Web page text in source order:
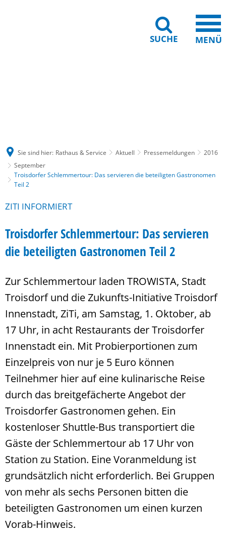
SUCHE MENÜ
Sie sind hier: Rathaus & Service Aktuell Pressemeldungen
2016
September
Troisdorfer Schlemmertour: Das servieren die beteiligten Gastronomen
Teil 2
ZITI INFORMIERT
Troisdorfer Schlemmertour: Das servieren
die beteiligten Gastronomen Teil 2
Zur Schlemmertour laden TROWISTA, Stadt
Troisdorf und die Zukunfts-Initiative Troisdorf
Innenstadt, ZiTi, am Samstag, 1. Oktober, ab
17 Uhr, in acht Restaurants der Troisdorfer
Innenstadt ein. Mit Probierportionen zum
Einzelpreis von nur je 5 Euro können
Teilnehmer hier auf eine kulinarische Reise
durch das breitgefächerte Angebot der
Troisdorfer Gastronomen gehen. Ein
kostenloser Shuttle-Bus transportiert die
Gäste der Schlemmertour ab 17 Uhr von
Station zu Station. Eine Voranmeldung ist
grundsätzlich nicht erforderlich. Bei Gruppen
von mehr als sechs Personen bitten die
beteiligten Gastronomen um einen kurzen
Vorab-Hinweis.